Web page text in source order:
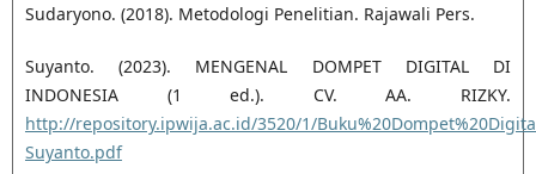
Sudaryono. (2018). Metodologi Penelitian. Rajawali Pers.
Suyanto. (2023). MENGENAL DOMPET DIGITAL DI
INDONESIA (1 ed.). CV. AA. RIZKY.
http://repository.ipwija.ac.id/3520/1/
Suyanto.pdf